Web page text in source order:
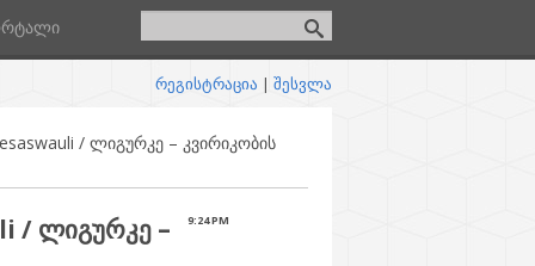
რეგისტრაცია | შესვლა
/ ლიგურკე – კვირიკობის
9:24 PM
/ ლიგურკე –